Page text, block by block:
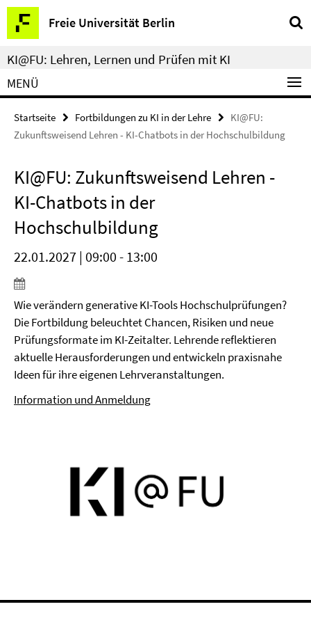
Springe
direkt
zu
Inhalt
Freie Universität Berlin
Service-
Navigation
KI@FU: Lehren, Lernen und Prüfen mit KI
MENÜ
Startseite Fortbildungen zu KI in der Lehre
KI@FU:
Zukunftsweisend Lehren - KI-Chatbots in der Hochschulbildung
KI@FU: Zukunftsweisend Lehren -
KI-Chatbots in der
Hochschulbildung
22.01.2027 | 09:00 - 13:00
Wie verändern generative KI-Tools Hochschulprüfungen?
Die Fortbildung beleuchtet Chancen, Risiken und neue
Prüfungsformate im KI-Zeitalter. Lehrende reflektieren
aktuelle Herausforderungen und entwickeln praxisnahe
Ideen für ihre eigenen Lehrveranstaltungen.
Information und Anmeldung